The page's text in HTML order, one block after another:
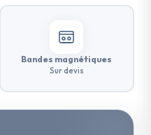
Bandes magnétiques
Sur devis